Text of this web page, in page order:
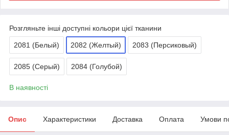
Розгляньте інші доступні кольори цієї тканини
2081 (Белый) 2082 (Желтый) 2083 (Персиковый)
2085 (Серый) 2084 (Голубой)
В наявності
Опис Характеристики Доставка Оплата Умови